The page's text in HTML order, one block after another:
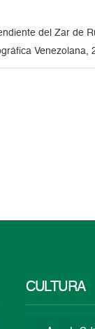
del Zar de
Venezolana,
CULTURA